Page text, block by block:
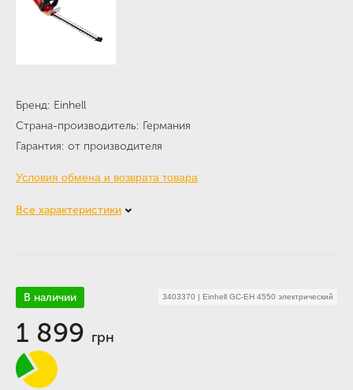
Бренд Einhell
Страна-производитель Германия
Гарантия от производителя
Условия обмена и возврата товара
Все характеристики
В наличии 3403370 | Einhell GC-EH 4550 электрический
1 899 грн